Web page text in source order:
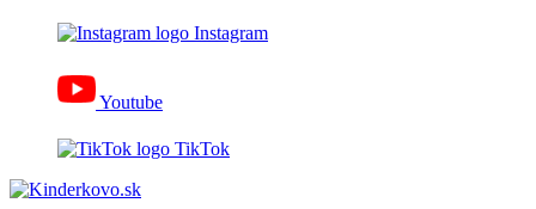
Instagram
Youtube
TikTok